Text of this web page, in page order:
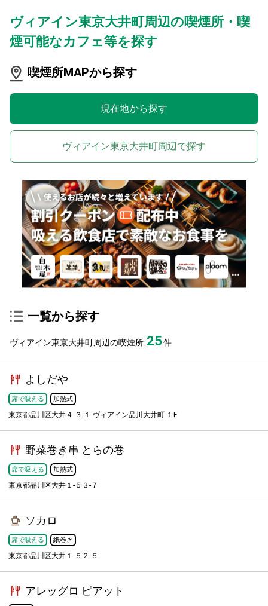
ヴィアイン東京大井町周辺の喫煙所・喫
煙可能なカフェ等を探す
喫煙所MAPから探す
現在地から探す
ヴィアイン東京大井町周辺で探す
一覧から探す
ヴィアイン東京大井町周辺の喫煙所: 25件
よしだや
席で吸える 加熱式
東京都品川区大井４-３-１ ヴィアイン品川大井町 １F
野菜巻き串 とらの巻
席で吸える 加熱式
東京都品川区大井１-５３-７
ソカロ
席で吸える 紙巻き
東京都品川区大井１-５２-５
アレッグロ ピアット